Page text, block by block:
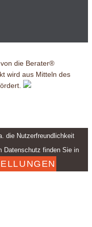
die Berater®
wird aus Mitteln des
die Nutzerfreundlichkeit
Datenschutz finden Sie in